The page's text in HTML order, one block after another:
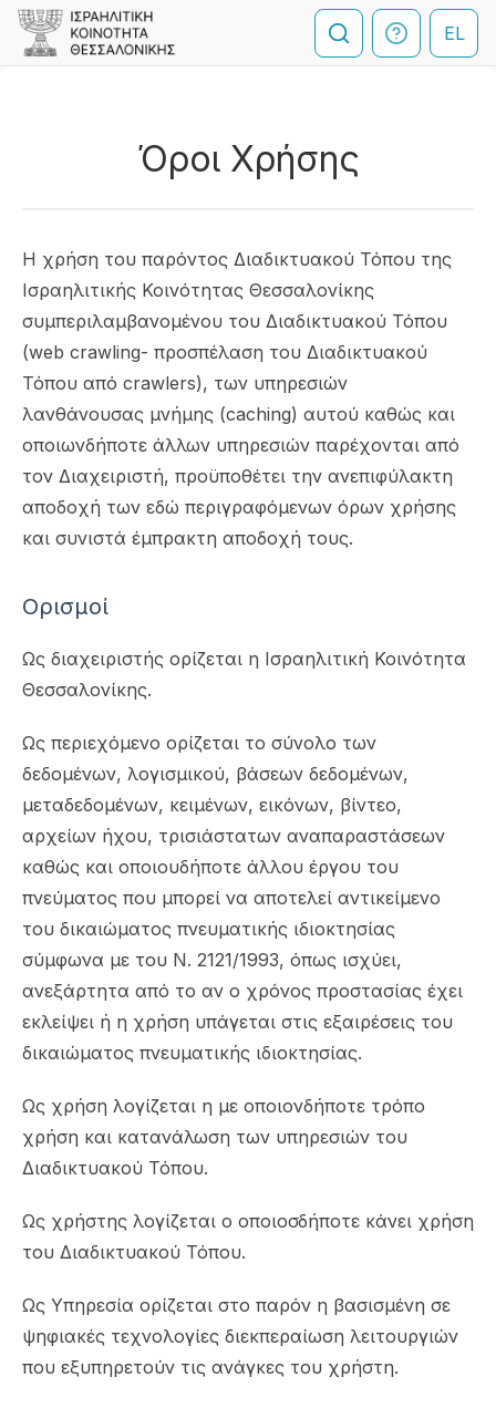
EL
Όροι Χρήσης
Η χρήση του παρόντος Διαδικτυακού Τόπου της
Ισραηλιτικής Κοινότητας Θεσσαλονίκης
συμπεριλαμβανομένου του Διαδικτυακού Τόπου
(web crawling- προσπέλαση του Διαδικτυακού
Τόπου από crawlers), των υπηρεσιών
λανθάνουσας μνήμης (caching) αυτού καθώς και
οποιωνδήποτε άλλων υπηρεσιών παρέχονται από
τον Διαχειριστή, προϋποθέτει την ανεπιφύλακτη
αποδοχή των εδώ περιγραφόμενων όρων χρήσης
και συνιστά έμπρακτη αποδοχή τους.
Ορισμοί
Ως διαχειριστής ορίζεται η Ισραηλιτική Κοινότητα
Θεσσαλονίκης.
Ως περιεχόμενο ορίζεται το σύνολο των
δεδομένων, λογισμικού, βάσεων δεδομένων,
μεταδεδομένων, κειμένων, εικόνων, βίντεο,
αρχείων ήχου, τρισιάστατων αναπαραστάσεων
καθώς και οποιουδήποτε άλλου έργου του
πνεύματος που μπορεί να αποτελεί αντικείμενο
του δικαιώματος πνευματικής ιδιοκτησίας
σύμφωνα με του Ν. 2121/1993, όπως ισχύει,
ανεξάρτητα από το αν ο χρόνος προστασίας έχει
εκλείψει ή η χρήση υπάγεται στις εξαιρέσεις του
δικαιώματος πνευματικής ιδιοκτησίας.
Ως χρήση λογίζεται η με οποιονδήποτε τρόπο
χρήση και κατανάλωση των υπηρεσιών του
Διαδικτυακού Τόπου.
Ως χρήστης λογίζεται ο οποιοσδήποτε κάνει χρήση
του Διαδικτυακού Τόπου.
Ως Υπηρεσία ορίζεται στο παρόν η βασισμένη σε
ψηφιακές τεχνολογίες διεκπεραίωση λειτουργιών
που εξυπηρετούν τις ανάγκες του χρήστη.